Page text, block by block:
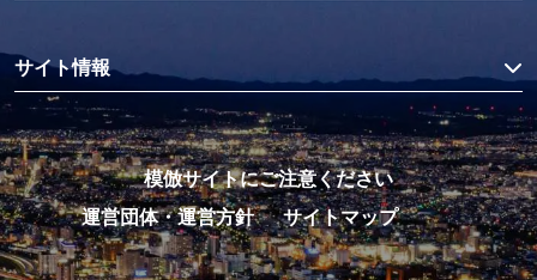
サイト情報
模倣サイトにご注意ください
運営団体・運営方針
サイトマップ